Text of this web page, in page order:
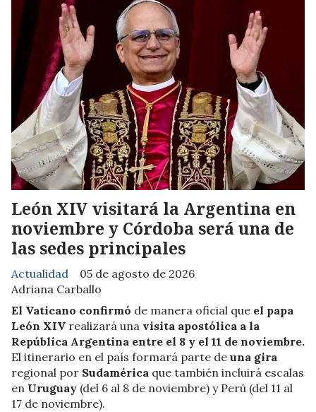
León XIV visitará la Argentina en
noviembre y Córdoba será una de
las sedes principales
Adriana Carballo
Actualidad 05 de agosto de 2026
El Vaticano confirmó de manera oficial que el papa
León XIV realizará una visita apostólica a la
República Argentina entre el 8 y el 11 de noviembre.
El itinerario en el país formará parte de una gira
regional por Sudamérica que también incluirá escalas
en Uruguay (del 6 al 8 de noviembre) y Perú (del 11 al
17 de noviembre).